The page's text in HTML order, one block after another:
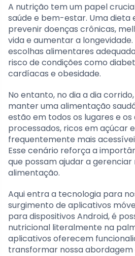
A nutrição tem um papel
saúde e bem-estar. Uma dieta
prevenir doenças crônicas,
vida e aumentar a
escolhas alimentares
risco de condições como
cardíacas e obesidade.
No entanto, no dia a dia
manter uma alimentação
estão em todos os lugares e
processados, ricos em açúcar
frequentemente mais
Esse cenário reforça a
que possam ajudar a
alimentação.
Aqui entra a tecnologia para
surgimento de aplicativos
para dispositivos Android, é
nutricional literalmente na
aplicativos oferecem
transformar nossa abordagem